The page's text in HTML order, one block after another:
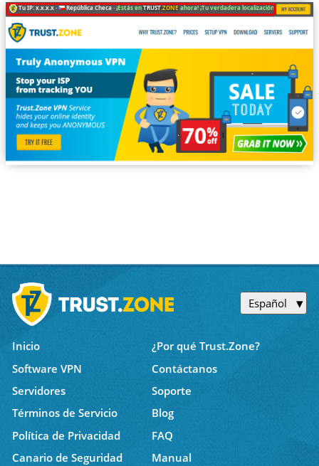
Tu IP: x.x.x.x · República Checa ·¡Estás enTRUST.ZONEahora! ¡Tu verdadera localización está oculta!
Español
Inicio
¿Por qué Trust.Zone?
Software VPN
Contáctanos
Servidores
Soporte
Términos de Servicio
Blog
Política de Privacidad
FAQ
Canario de Seguridad
Manual